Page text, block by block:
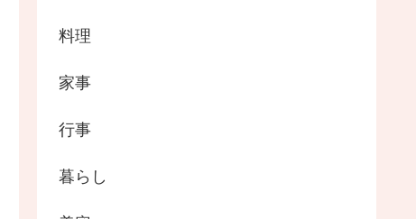
料理
家事
行事
暮らし